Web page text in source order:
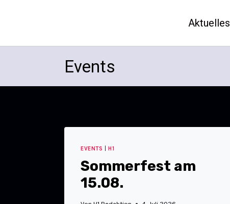
Aktuelles
Events
EVENTS |H1
Sommerfest am
15.08.